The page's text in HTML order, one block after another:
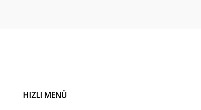
HIZLI MENÜ